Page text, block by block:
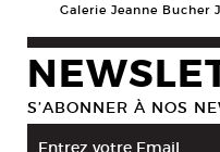
Galerie Jeanne Bucher
S’ABONNER À NOS